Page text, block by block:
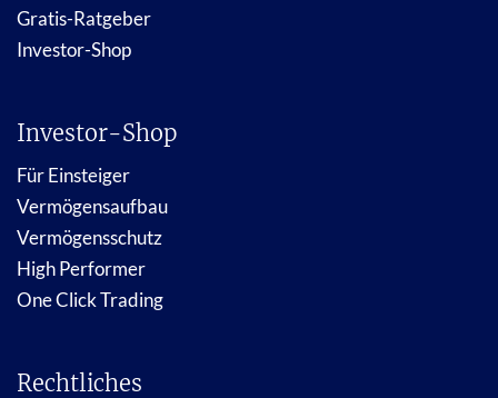
Gratis-Ratgeber
Investor-Shop
Investor-Shop
Für Einsteiger
Vermögensaufbau
Vermögensschutz
High Performer
One Click Trading
Rechtliches